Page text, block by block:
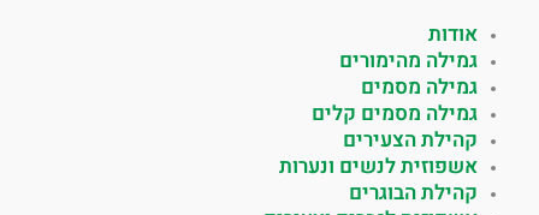
אודות
גמילה מהימורים
גמילה מסמים
גמילה מסמים קלים
קהילת הצעירים
אשפוזית לנשים ונערות
קהילת הבוגרים